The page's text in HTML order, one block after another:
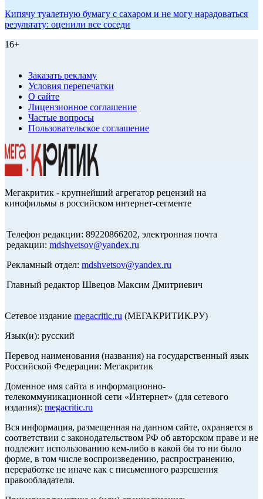
Кипячу туалетную бумагу с сахаром и не могу нарадоваться
результату: оценили все соседи
16+
Заказать рекламу
Условия перепечатки
О сайте
Лицензионное соглашение
Частые вопросы
Пользовательское соглашение
Мегакритик - крупнейший агрегатор рецензий на
кинофильмы в российском интернет-сегменте
Телефон редакции: 89220866202, электронная почта
редакции: mdshvetsov@yandex.ru
Рекламный отдел: mdshvetsov@yandex.ru
Главный редактор Швецов Максим Дмитриевич
Сетевое издание megacritic.ru (МЕГАКРИТИК.РУ)
Язык(и): русский
Перевод наименования (названия) на государственный язык
Российской Федерации: Мегакритик
Доменное имя сайта в информационно-
телекоммуникационной сети «Интернет» (для сетевого
издания): megacritic.ru
Вся информация, размещенная на данном сайте, охраняется в
соответствии с законодательством РФ об авторском праве и не
подлежит использованию кем-либо в какой бы то ни было
форме, в том числе воспроизведению, распространению,
переработке не иначе как с письменного разрешения
правообладателя.